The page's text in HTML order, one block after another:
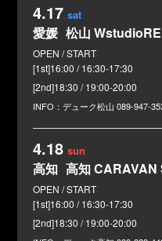
4.17 sat
愛媛 松山
[1st]16:00 / 16:30-17:30
[2nd]18:30 / 19:00-20:00
デューク松山089-947-
4.18 sun
高知 高知 CARAVAN
[1st]16:00 / 16:30-17:30
[2nd]18:30 / 19:00-20:00